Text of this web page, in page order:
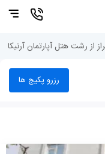
از رشت هتل آپارتمان آرنیکا
رزرو پکیج ها